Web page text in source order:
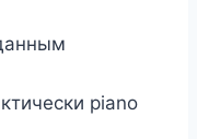
piano